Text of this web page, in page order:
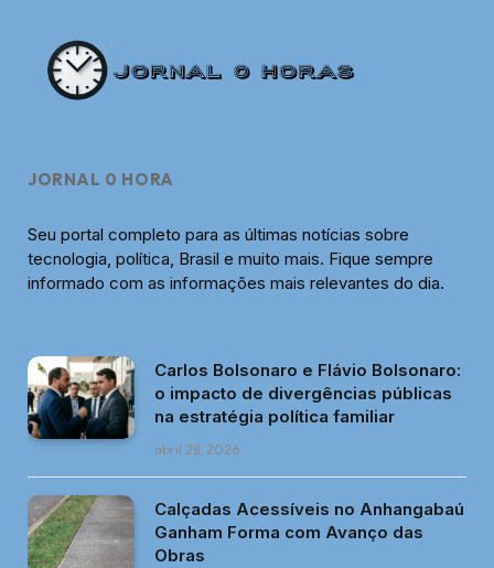
JORNAL 0 HORA
Seu portal completo para as últimas notícias sobre
tecnologia, política, Brasil e muito mais. Fique sempre
informado com as informações mais relevantes do dia.
Carlos Bolsonaro e Flávio Bolsonaro:
o impacto de divergências públicas
na estratégia política familiar
abril 28, 2026
Calçadas Acessíveis no Anhangabaú
Ganham Forma com Avanço das
Obras